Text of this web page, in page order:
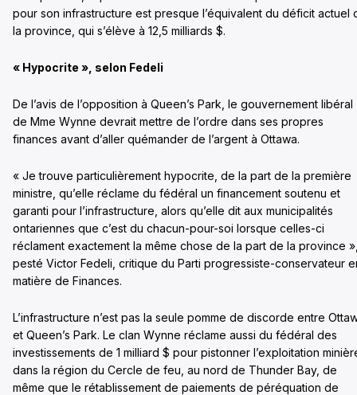
pour son infrastructure est presque l’équivalent du déficit actuel
la province, qui s’élève à 12,5 milliards $.
« Hypocrite », selon Fedeli
De l’avis de l’opposition à Queen’s Park, le gouvernement libéral
de Mme Wynne devrait mettre de l’ordre dans ses propres
finances avant d’aller quémander de l’argent à Ottawa.
« Je trouve particulièrement hypocrite, de la part de la première
ministre, qu’elle réclame du fédéral un financement soutenu et
garanti pour l’infrastructure, alors qu’elle dit aux municipalités
ontariennes que c’est du chacun-pour-soi lorsque celles-ci
réclament exactement la même chose de la part de la province
pesté Victor Fedeli, critique du Parti progressiste-conservateur
matière de Finances.
L’infrastructure n’est pas la seule pomme de discorde entre
et Queen’s Park. Le clan Wynne réclame aussi du fédéral des
investissements de 1 milliard $ pour pistonner l’exploitation
dans la région du Cercle de feu, au nord de Thunder Bay, de
même que le rétablissement de paiements de péréquation de